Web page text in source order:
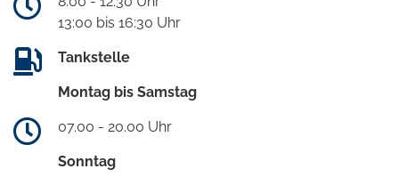
13:00 bis 16:30 Uhr
Tankstelle
Montag bis Samstag
07.00 - 20.00 Uhr
Sonntag